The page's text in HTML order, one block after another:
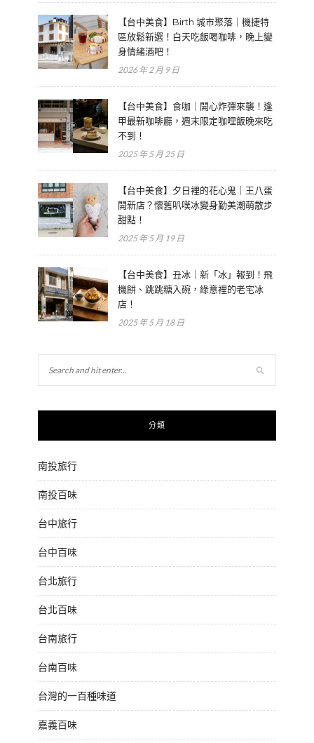
【台中美食】Birth 城市聚落｜機捷特
區放鬆新選！白天吃飯喝咖啡，晚上變
身情緒酒吧！
2026 年 2 月 9 日
【台中美食】食咖｜開心炸彈來襲！逢
甲最新咖啡廳，週末限定咖哩飯晚來吃
不到！
2025 年 5 月 25 日
【台中美食】夕日裡的花心鬼｜王八蛋
開新店？懷舊叭噗冰變身勤美潮萌散步
甜點！
2025 年 5 月 19 日
【台中美食】丑冰｜新「冰」報到！飛
機餅、跳跳糖入碗，綠意裡的老宅冰
店！
2025 年 5 月 18 日
分類
南投旅行
南投百味
台中旅行
台中百味
台北旅行
台北百味
台南旅行
台南百味
台灣的一百種味道
嘉義百味